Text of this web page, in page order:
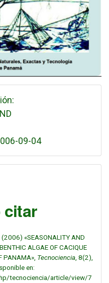
09-04
citar
«SEASONALITY AND
ALGAE OF CACIQUE
PANAMA», Tecnociencia, 8(2),
en:
tecnociencia/article/view/7